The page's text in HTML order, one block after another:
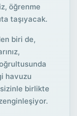
öğrenme
taşıyacak.
biri de,
havuzu
birlikte